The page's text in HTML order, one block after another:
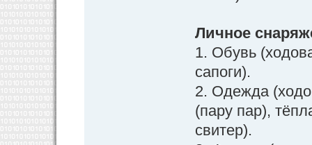
Личное
1. Обувь
сапоги).
2. Одежда
(пару пар),
свитер).